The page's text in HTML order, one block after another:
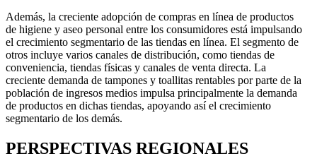
Además, la creciente adopción de compras en línea de productos
de higiene y aseo personal entre los consumidores está impulsando
el crecimiento segmentario de las tiendas en línea. El segmento de
otros incluye varios canales de distribución, como tiendas de
conveniencia, tiendas físicas y canales de venta directa. La
creciente demanda de tampones y toallitas rentables por parte de la
población de ingresos medios impulsa principalmente la demanda
de productos en dichas tiendas, apoyando así el crecimiento
segmentario de los demás.
PERSPECTIVAS REGIONALES